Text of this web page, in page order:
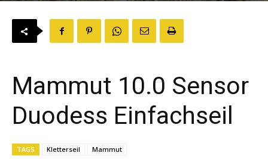
Mammut 10.0 Sensor
Duodess Einfachseil
TAGS Kletterseil Mammut